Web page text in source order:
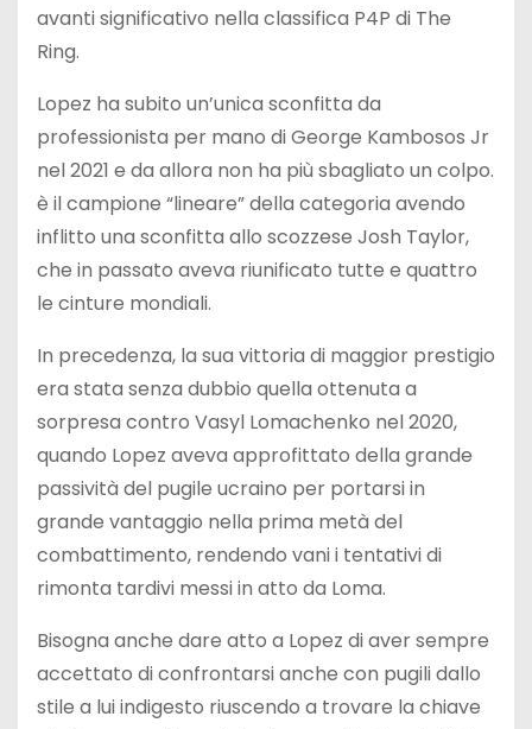
avanti significativo nella classifica P4P di The
Ring.
Lopez ha subito un’unica sconfitta da
professionista per mano di George Kambosos Jr
nel 2021 e da allora non ha più sbagliato un colpo.
è il campione “lineare” della categoria avendo
inflitto una sconfitta allo scozzese Josh Taylor,
che in passato aveva riunificato tutte e quattro
le cinture mondiali.
In precedenza, la sua vittoria di maggior prestigio
era stata senza dubbio quella ottenuta a
sorpresa contro Vasyl Lomachenko nel 2020,
quando Lopez aveva approfittato della grande
passività del pugile ucraino per portarsi in
grande vantaggio nella prima metà del
combattimento, rendendo vani i tentativi di
rimonta tardivi messi in atto da Loma.
Bisogna anche dare atto a Lopez di aver sempre
accettato di confrontarsi anche con pugili dallo
stile a lui indigesto riuscendo a trovare la chiave